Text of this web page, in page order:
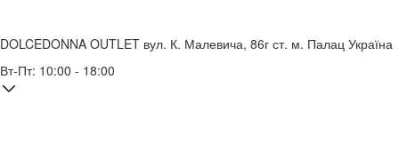
DOLCEDONNA OUTLET вул. К. Малевича, 86г ст. м. Палац Україна
Вт-Пт: 10:00 - 18:00